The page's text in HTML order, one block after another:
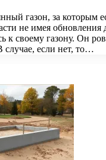
газон, за которым
не имея обновления
к своему газону. Он
если нет, то…